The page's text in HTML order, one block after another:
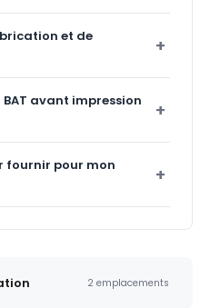
et de
avant impression
fournir pour mon
2 emplacements